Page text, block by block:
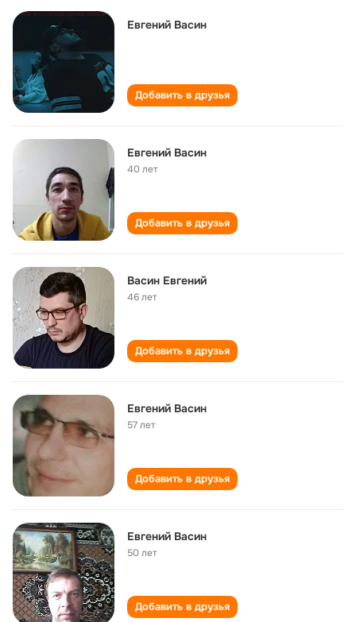
Евгений Васин
Добавить в друзья
Евгений Васин
40 лет
Добавить в друзья
Васин Евгений
46 лет
Добавить в друзья
Евгений Васин
57 лет
Добавить в друзья
Евгений Васин
50 лет
Добавить в друзья